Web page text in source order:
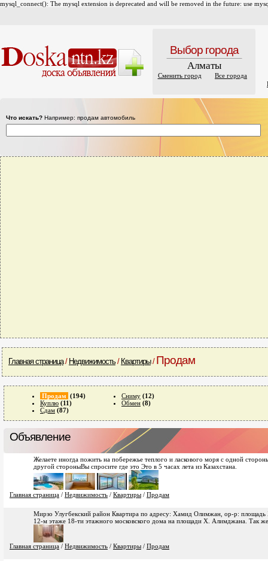
mysql_connect(): The mysql extension is deprecated and will be removed in the future: use
Выбор города
Алматы
Сменить город
Все города
Что искать? Например: продам автомобиль
Главная страница/ Недвижимость/ Квартиры/ Продам
Продам (194)
Куплю (11)
Сдам (87)
Сниму (12)
Обмен (8)
Объявление
Желаете иногда пожить на побережье теплого и ласкового моря с одной
другой стороныВы спросите где это Это в 5 часах лета из Казахстана.
Главная страница / Недвижимость / Квартиры / Продам
Мирзо Улугбекский район Квартира по адресу: Хамид Олимжан, ор-р:
12-м этаже 18-ти этажного московского дома на площади Х. Алимджана. Так же
Главная страница / Недвижимость / Квартиры / Продам